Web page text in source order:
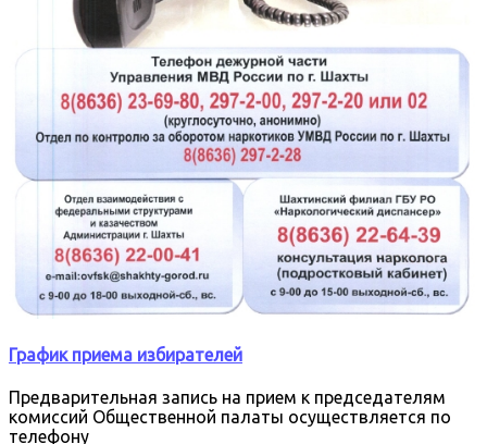
График приема избирателей
Предварительная запись на прием к председателям
комиссий Общественной палаты осуществляется по
телефону